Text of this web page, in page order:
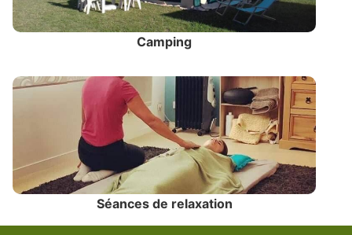
Camping
Séances de relaxation